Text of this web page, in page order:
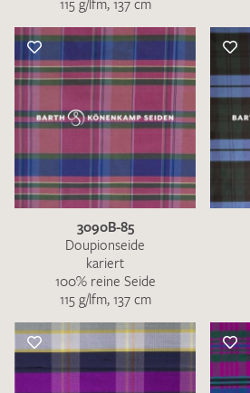
115 g/lfm, 137 cm
3090B-85
Doupionseide
kariert
100% reine Seide
115 g/lfm, 137 cm